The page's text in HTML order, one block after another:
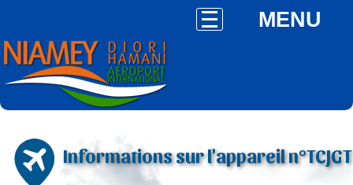
MENU
Informations sur l'appareil n°TCJGT